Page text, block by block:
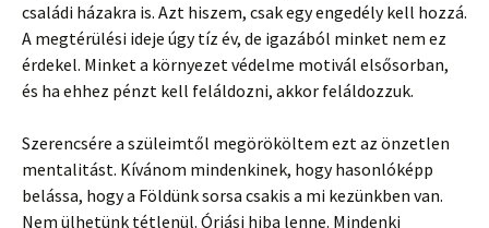
családi házakra is. Azt hiszem, csak egy engedély kell hozzá.
A megtérülési ideje úgy tíz év, de igazából minket nem ez
érdekel. Minket a környezet védelme motivál elsősorban,
és ha ehhez pénzt kell feláldozni, akkor feláldozzuk.
Szerencsére a szüleimtől megörököltem ezt az önzetlen
mentalitást. Kívánom mindenkinek, hogy hasonlóképp
belássa, hogy a Földünk sorsa csakis a mi kezünkben van.
Nem ülhetünk tétlenül. Óriási hiba lenne. Mindenki